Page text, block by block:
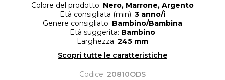
Colore del prodotto: Nero, Marrone, Argento
Età consigliata (min): 3 anno/i
Genere consigliato: Bambino/Bambina
Età suggerita: Bambino
Larghezza: 245 mm
Scopri tutte le caratteristiche
Codice: 20810ODS